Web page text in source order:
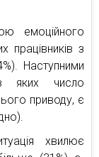
емоційного
працівників з
Наступними
яких число
приводу, є
хвилює